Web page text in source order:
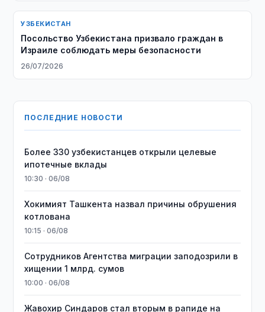
УЗБЕКИСТАН
Посольство Узбекистана призвало граждан в
Израиле соблюдать меры безопасности
26/07/2026
ПОСЛЕДНИЕ НОВОСТИ
Более 330 узбекистанцев открыли целевые
ипотечные вклады
10:30 · 06/08
Хокимият Ташкента назвал причины обрушения
котлована
10:15 · 06/08
Сотрудников Агентства миграции заподозрили в
хищении 1 млрд. сумов
10:00 · 06/08
Жавохир Синдаров стал вторым в рапиде на